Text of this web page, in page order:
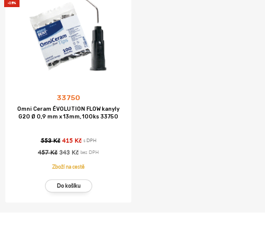
-25%
33750
Omni Ceram ÉVOLUTION FLOW kanyly
G20 Ø 0,9 mm x 13mm, 100ks 33750
553 Kč 415 Kč s DPH
457 Kč 343 Kč bez DPH
Zboží na cestě